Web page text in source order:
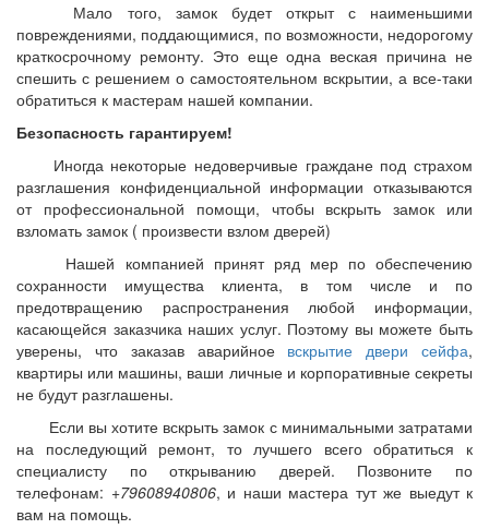
Мало того, замок будет открыт с наименьшими
повреждениями, поддающимися, по возможности, недорогому
краткосрочному ремонту. Это еще одна веская причина не
спешить с решением о самостоятельном вскрытии, а все-таки
обратиться к мастерам нашей компании.
Безопасность гарантируем!
Иногда некоторые недоверчивые граждане под страхом
разглашения конфиденциальной информации отказываются
от профессиональной помощи, чтобы вскрыть замок или
взломать замок ( произвести взлом дверей)
Нашей компанией принят ряд мер по обеспечению
сохранности имущества клиента, в том числе и по
предотвращению распространения любой информации,
касающейся заказчика наших услуг. Поэтому вы можете быть
уверены, что заказав аварийное вскрытие двери сейфа,
квартиры или машины, ваши личные и корпоративные секреты
не будут разглашены.
Если вы хотите вскрыть замок с минимальными затратами
на последующий ремонт, то лучшего всего обратиться к
специалисту по открыванию дверей. Позвоните по
телефонам: +79608940806, и наши мастера тут же выедут к
вам на помощь.